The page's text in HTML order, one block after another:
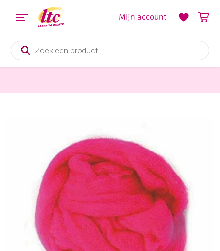
Producten
zoeken
Mijn account